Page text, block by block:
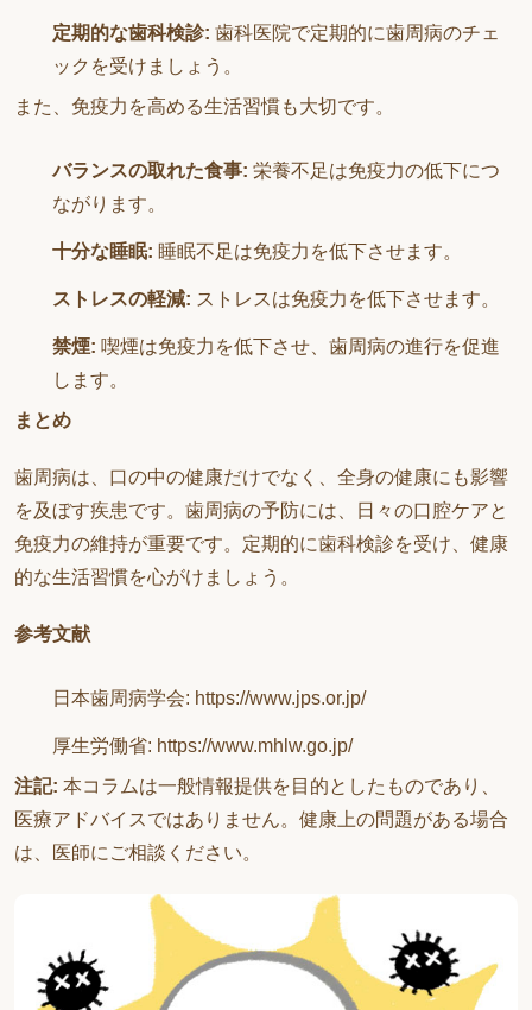
定期的な歯科検診: 歯科医院で定期的に歯周病のチェ
ックを受けましょう。
また、免疫力を高める生活習慣も大切です。
バランスの取れた食事: 栄養不足は免疫力の低下につ
ながります。
十分な睡眠: 睡眠不足は免疫力を低下させます。
ストレスの軽減: ストレスは免疫力を低下させます。
禁煙: 喫煙は免疫力を低下させ、歯周病の進行を促進
します。
まとめ
歯周病は、口の中の健康だけでなく、全身の健康にも影響
を及ぼす疾患です。歯周病の予防には、日々の口腔ケアと
免疫力の維持が重要です。定期的に歯科検診を受け、健康
的な生活習慣を心がけましょう。
参考文献
日本歯周病学会: https://www.jps.or.jp/
厚生労働省: https://www.mhlw.go.jp/
注記: 本コラムは一般情報提供を目的としたものであり、
医療アドバイスではありません。健康上の問題がある場合
は、医師にご相談ください。